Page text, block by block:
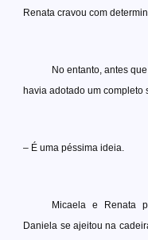
Renata cravou com
No entanto, antes
havia adotado um
– É uma péssima ideia.
Micaela e Renata
Daniela se ajeitou na